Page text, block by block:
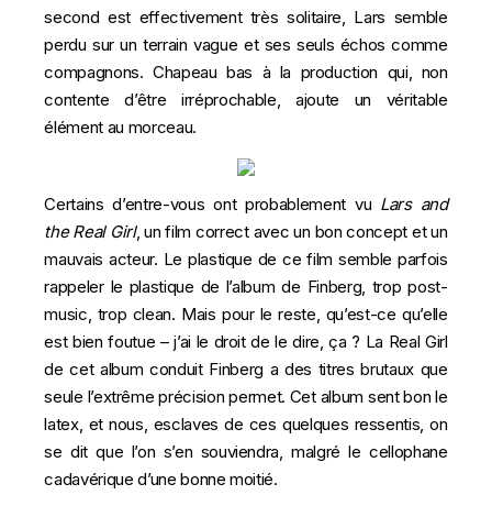
second est effectivement très solitaire, Lars semble
perdu sur un terrain vague et ses seuls échos comme
compagnons. Chapeau bas à la production qui, non
contente d’être irréprochable, ajoute un véritable
élément au morceau.
Certains d’entre-vous ont probablement vu Lars and
the Real Girl, un film correct avec un bon concept et un
mauvais acteur. Le plastique de ce film semble parfois
rappeler le plastique de l’album de Finberg, trop post-
music, trop clean. Mais pour le reste, qu’est-ce qu’elle
est bien foutue – j’ai le droit de le dire, ça ? La Real Girl
de cet album conduit Finberg a des titres brutaux que
seule l’extrême précision permet. Cet album sent bon le
latex, et nous, esclaves de ces quelques ressentis, on
se dit que l’on s’en souviendra, malgré le cellophane
cadavérique d’une bonne moitié.